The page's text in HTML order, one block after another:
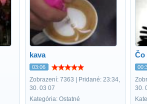
kava
03:06
Zobrazení: 7363 | Pridané: 23:34,
30. 03 07
Kategória: Ostatné
Čo
30.